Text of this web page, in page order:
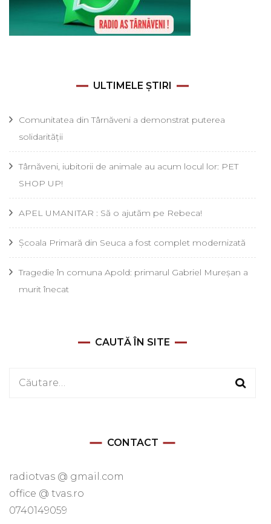
ULTIMELE ȘTIRI
Comunitatea din Târnăveni a demonstrat puterea
solidarității
Târnăveni, iubitorii de animale au acum locul lor: PET
SHOP UP!
APEL UMANITAR : Să o ajutăm pe Rebeca!
Școala Primară din Seuca a fost complet modernizată
Tragedie în comuna Apold: primarul Gabriel Mureșan a
murit înecat
CAUTĂ ÎN SITE
Caută
CONTACT
radiotvas @ gmail.com
office @ tvas.ro
0740149059